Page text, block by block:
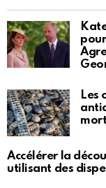
Les
Accélérer la
utilisant des